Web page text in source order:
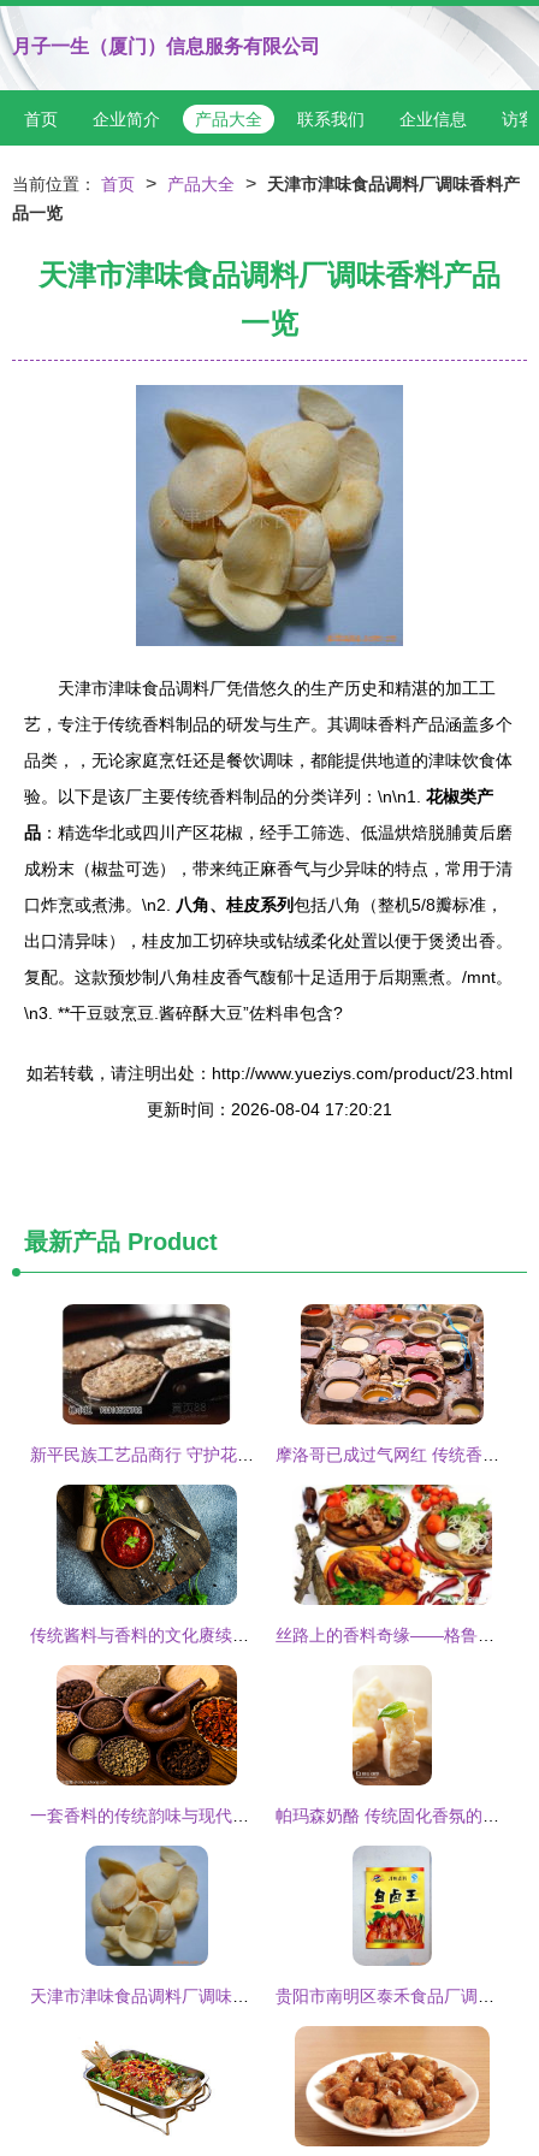
月子一生（厦门）信息服务有限公司
首页 企业简介 产品大全 联系我们 企业信息 访客
当前位置： 首页 > 产品大全 >
天津市津味食品调料厂调味香料产
品一览
天津市津味食品调料厂调味香料产品
一览
天津市津味食品调料厂凭借悠久的生产历史和精湛的加工工
艺，专注于传统香料制品的研发与生产。其调味香料产品涵盖多个
品类，，无论家庭烹饪还是餐饮调味，都能提供地道的津味饮食体
验。以下是该厂主要传统香料制品的分类详列：\n\n1. 花椒类产
品 ：精选华北或四川产区花椒，经手工筛选、低温烘焙脱脯黄后磨
成粉末（椒盐可选），带来纯正麻香气与少异味的特点，常用于清
口炸烹或煮沸。\n2.
八角、桂皮系列包括八角（整机5/8瓣标准，
出口清异味），桂皮加工切碎块或钻绒柔化处置以便于煲烫出香。
复配。这款预炒制八角桂皮香气馥郁十足适用于后期熏煮。/mnt。
\n3. **干豆豉烹豆.酱碎酥大豆”佐料串包含?
如若转载，请注明出处：http://www.yueziys.com/product/23.html
更新时间：2026-08-04 17:20:21
最新产品 Product